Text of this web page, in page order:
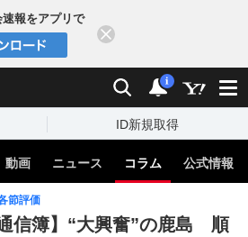
報をアプリで
検索 通知
i
ID新規取得
動画 ニュース コラム 公式情報
節評価
信簿】“大興奮”の鹿島 順